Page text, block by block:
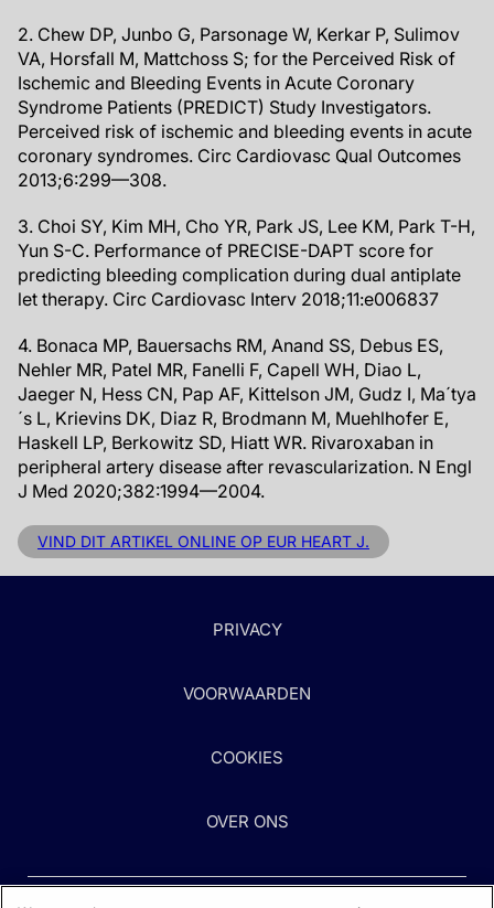
2. Chew DP, Junbo G, Parsonage W, Kerkar P, Sulimov
VA, Horsfall M, Mattchoss S; for the Perceived Risk of
Ischemic and Bleeding Events in Acute Coronary
Syndrome Patients (PREDICT) Study Investigators.
Perceived risk of ischemic and bleeding events in acute
coronary syndromes. Circ Cardiovasc Qual Outcomes
2013;6:299—308.
3. Choi SY, Kim MH, Cho YR, Park JS, Lee KM, Park T-H,
Yun S-C. Performance of PRECISE-DAPT score for
predicting bleeding complication during dual antiplate
let therapy. Circ Cardiovasc Interv 2018;11:e006837
4. Bonaca MP, Bauersachs RM, Anand SS, Debus ES,
Nehler MR, Patel MR, Fanelli F, Capell WH, Diao L,
Jaeger N, Hess CN, Pap AF, Kittelson JM, Gudz I, Ma´tya
´s L, Krievins DK, Diaz R, Brodmann M, Muehlhofer E,
Haskell LP, Berkowitz SD, Hiatt WR. Rivaroxaban in
peripheral artery disease after revascularization. N Engl
J Med 2020;382:1994—2004.
VIND DIT ARTIKEL ONLINE OP EUR HEART J.
PRIVACY
VOORWAARDEN
COOKIES
OVER ONS